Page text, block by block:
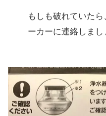
もしも破れていた
ーカーに連絡しまし